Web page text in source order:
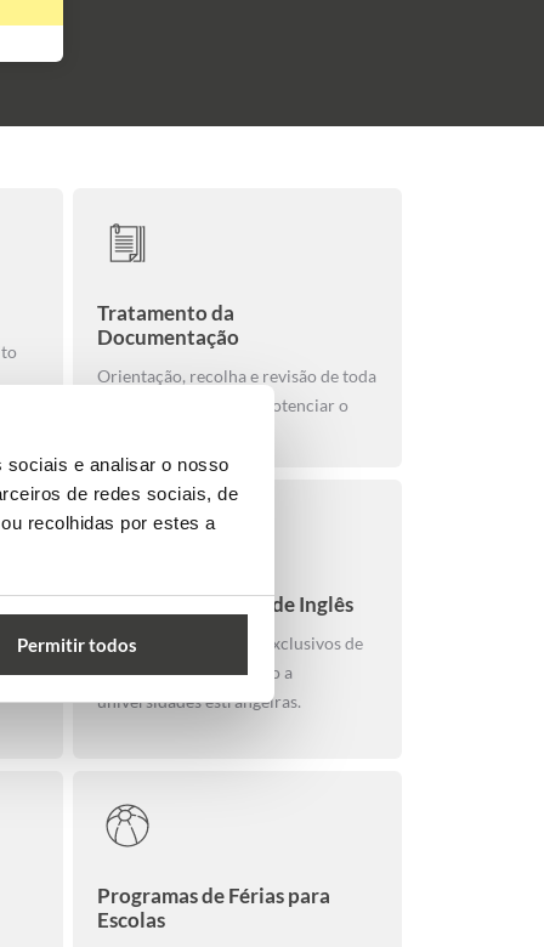
sociais e analisar o nosso
de redes sociais, de
recolhidas por estes a
Permitir todos
Tratamento da
Documentação
Orientação, recolha e revisão de toda
a documentação para potenciar o
Exame de Acesso e de Inglês
Diagnóstico e exames exclusivos de
inglês. Exames de acesso a
universidades estrangeiras.
Programas de Férias para
Escolas